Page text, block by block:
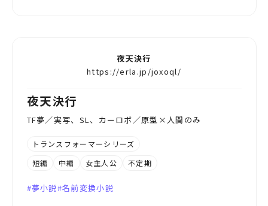
夜天決行
https://erla.jp/joxoql/
夜天決行
TF夢／実写、SL、カーロボ／原型×人間のみ
トランスフォーマーシリーズ
短編
中編 女主人公 不定期
夢小説 名前変換小説